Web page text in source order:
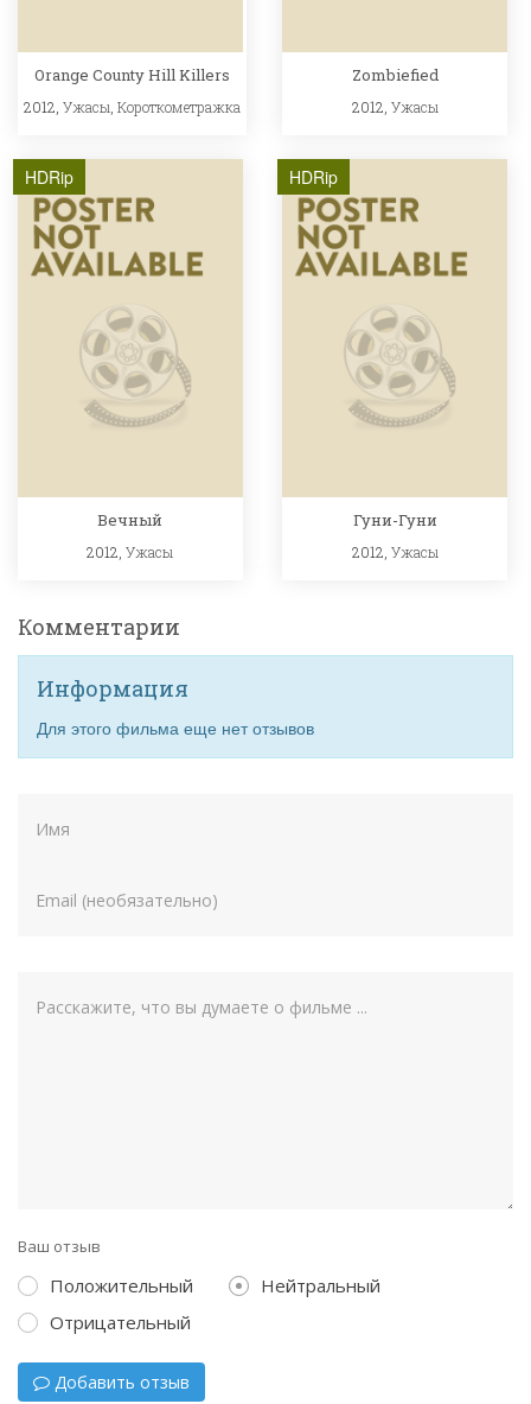
Orange County Hill Killers
2012, Ужасы Короткометражка
Zombiefied
2012, Ужасы
HDRip
Вечный
2012,Ужасы
HDRip
Гуни-Гуни
2012, Ужасы
Комментарии
Информация
Для этого фильма еще нет отзывов
Ваш отзыв
Положительный
Нейтральный
Отрицательный
Добавить отзыв